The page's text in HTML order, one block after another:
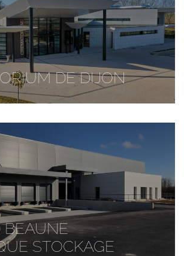
DE DIJON
BEAUNE
STOCKAGE